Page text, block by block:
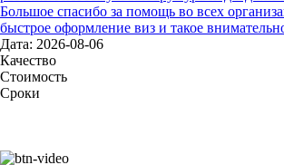
Большое спасибо за помощь во всех
быстрое оформление виз и такое
Дата: 2026-08-06
Качество
Стоимость
Сроки